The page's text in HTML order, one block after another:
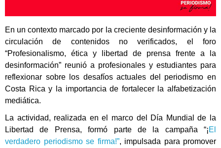
En un contexto marcado por la creciente desinformación y la
circulación de contenidos no verificados, el foro
“Profesionalismo, ética y libertad de prensa frente a la
desinformación” reunió a profesionales y estudiantes para
reflexionar sobre los desafíos actuales del periodismo en
Costa Rica y la importancia de fortalecer la alfabetización
mediática.
La actividad, realizada en el marco del Día Mundial de la
Libertad de Prensa, formó parte de la campaña “¡El
verdadero periodismo se firma!”, impulsada para promover